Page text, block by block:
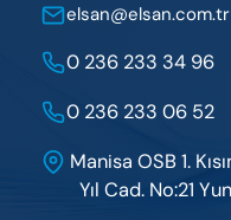
elsan@elsan.com.tr
0 236 233 34 96
0 236 233 06 52
Manisa OSB 1.
Yıl Cad. No:21